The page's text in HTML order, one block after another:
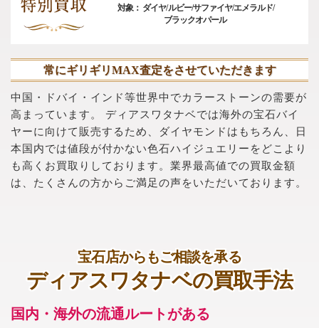
対象： ダイヤ/ルビー/サファイヤ/エメラルド/
ブラックオパール
常にギリギリMAX査定をさせていただきます
中国・ドバイ・インド等世界中でカラーストーンの需要が
高まっています。
ディアスワタナベでは海外の宝石バイ
ヤーに向けて販売するため、ダイヤモンドはもちろん、日
本国内では値段が付かない色石ハイジュエリーをどこより
も高くお買取りしております。業界最高値での買取金額
は、たくさんの方からご満足の声をいただいております。
宝石店からもご相談を承る
ディアスワタナベの買取手法
国内・海外の流通ルートがある